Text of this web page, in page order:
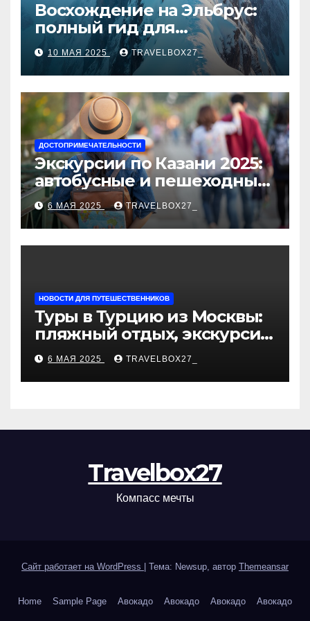
Восхождение на Эльбрус:
полный гид для
покорителя высочайшей
вершины Европы
10 МАЯ 2025 TRAVELBOX27_
ДОСТОПРИМЕЧАТЕЛЬНОСТИ
Экскурсии по Казани 2025:
автобусные и пешеходные
туры от туроператора
«Казан360»
6 МАЯ 2025 TRAVELBOX27_
НОВОСТИ ДЛЯ ПУТЕШЕСТВЕННИКОВ
Туры в Турцию из Москвы:
пляжный отдых, экскурсии
и лучшие курорты
6 МАЯ 2025 TRAVELBOX27_
Travelbox27
Компасс мечты
Сайт работает на WordPress | Тема: Newsup, автор Themeansar
Home Sample Page Авокадо Авокадо Авокадо Авокадо